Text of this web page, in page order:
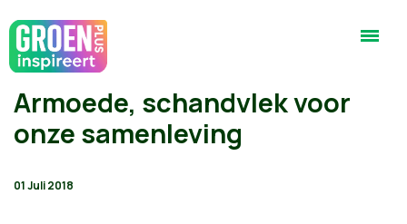
Armoede, schandvlek voor
onze samenleving
01 Juli 2018